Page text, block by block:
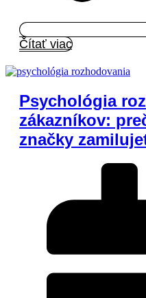
Čítať viac
Psychológia
zákazníkov:
značky